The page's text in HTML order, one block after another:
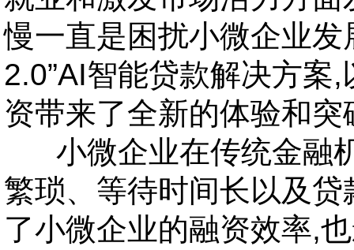
慢一直是困扰小微企业
2.0”AI智能贷款解决方案
资带来了全新的体验和
小微企业在传统金融
繁琐、等待时间长以及
了小微企业的融资效率,